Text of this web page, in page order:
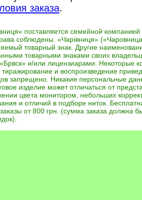
заказа.
поставляется семейной компанией
соблюдены. «Чарівниця»
товарный знак. Другие
товарными знаками своих
и/или лицензиарами. Некоторые
и воспроизведение
запрещено. Никакие персональные
изделие может отличаться от
цвета монитором, небольших
и отличий в подборе ниток.
от 800 грн. (сумма заказа должна